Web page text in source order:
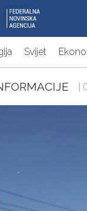
Svijet
|